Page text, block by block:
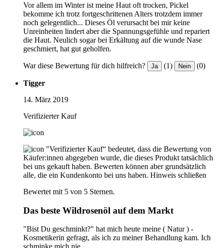
Vor allem im Winter ist meine Haut oft trocken, Pickel
bekomme ich trotz fortgeschrittenen Alters trotzdem immer
noch gelegentlich... Dieses Öl verursacht bei mir keine
Unreinheiten lindert aber die Spannungsgefühle und repariert
die Haut. Neulich sogar bei Erkältung auf die wunde Nase
geschmiert, hat gut geholfen.
War diese Bewertung für dich hilfreich? Ja (1) Nein (0)
Tigger
14. März 2019
Verifizierter Kauf
"Verifizierter Kauf“ bedeutet, dass die Bewertung von
Käufer:innen abgegeben wurde, die dieses Produkt tatsächlich
bei uns gekauft haben. Bewerten können aber grundsätzlich
alle, die ein Kundenkonto bei uns haben. Hinweis schließen
Bewertet mit 5 von 5 Sternen.
Das beste Wildrosenöl auf dem Markt
"Bist Du geschminkt?" hat mich heute meine ( Natur ) -
Kosmetikerin gefragt, als ich zu meiner Behandlung kam. Ich